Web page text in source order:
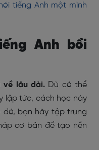
tiếng Anh một mình
Anh bồi
về lâu dài.Dù có thể
lập tức, cách học này
đó, bạn hãy tập trung
cơ bản để tạo nền